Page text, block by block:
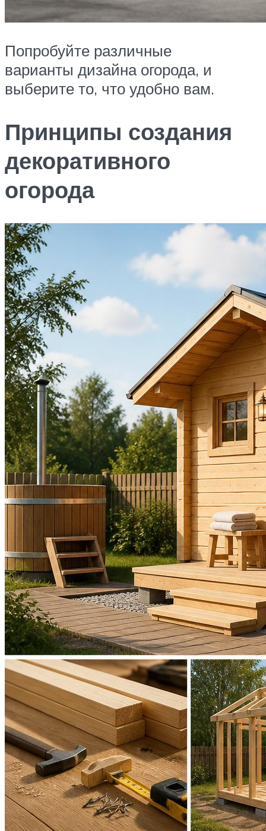
Попробуйте различные
варианты дизайна огорода, и
выберите то, что удобно вам.
Принципы создания
декоративного
огорода